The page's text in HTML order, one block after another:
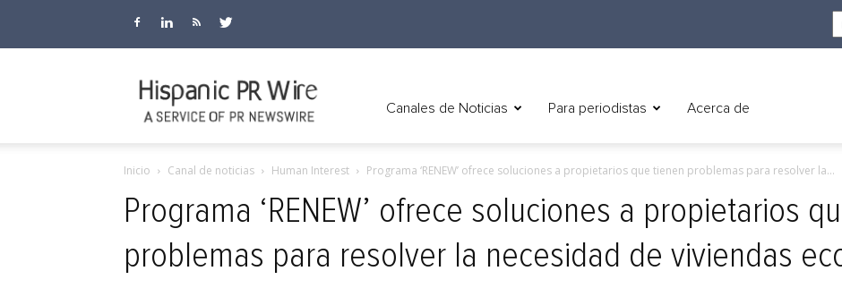
Canales de Noticias Para periodistas Acerca de
Inicio Canal de noticias Human Interest Programa ‘RENEW’ ofrece soluciones a propietarios que tienen problemas para resolver la...
Programa ‘RENEW’ ofrece soluciones a propietarios
problemas para resolver la necesidad de viviendas